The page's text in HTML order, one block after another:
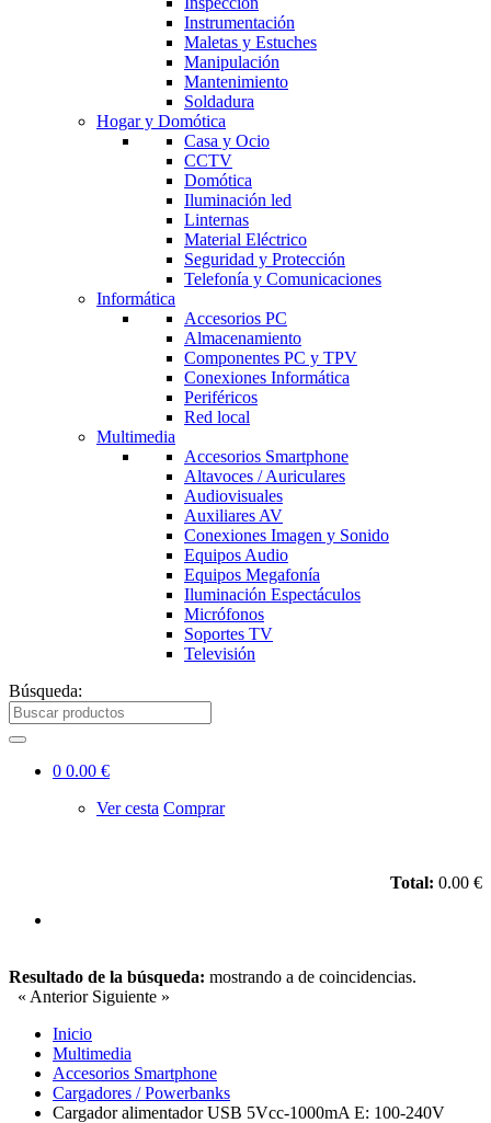
Instrumentación
Maletas y Estuches
Manipulación
Mantenimiento
Soldadura
Hogar y Domótica
Casa y Ocio
CCTV
Domótica
Iluminación led
Linternas
Material Eléctrico
Seguridad y Protección
Telefonía y Comunicaciones
Informática
Accesorios PC
Almacenamiento
Componentes PC y TPV
Conexiones Informática
Periféricos
Red local
Multimedia
Accesorios Smartphone
Altavoces / Auriculares
Audiovisuales
Auxiliares AV
Conexiones Imagen y Sonido
Equipos Audio
Equipos Megafonía
Iluminación Espectáculos
Micrófonos
Soportes TV
Televisión
Búsqueda:
0 0.00 €
Ver cesta Comprar
Total: 0.00 €
Resultado de la búsqueda: mostrando a de coincidencias.
« Anterior Siguiente »
Inicio
Multimedia
Accesorios Smartphone
Cargadores / Powerbanks
Cargador alimentador USB 5Vcc-1000mA E: 100-240V